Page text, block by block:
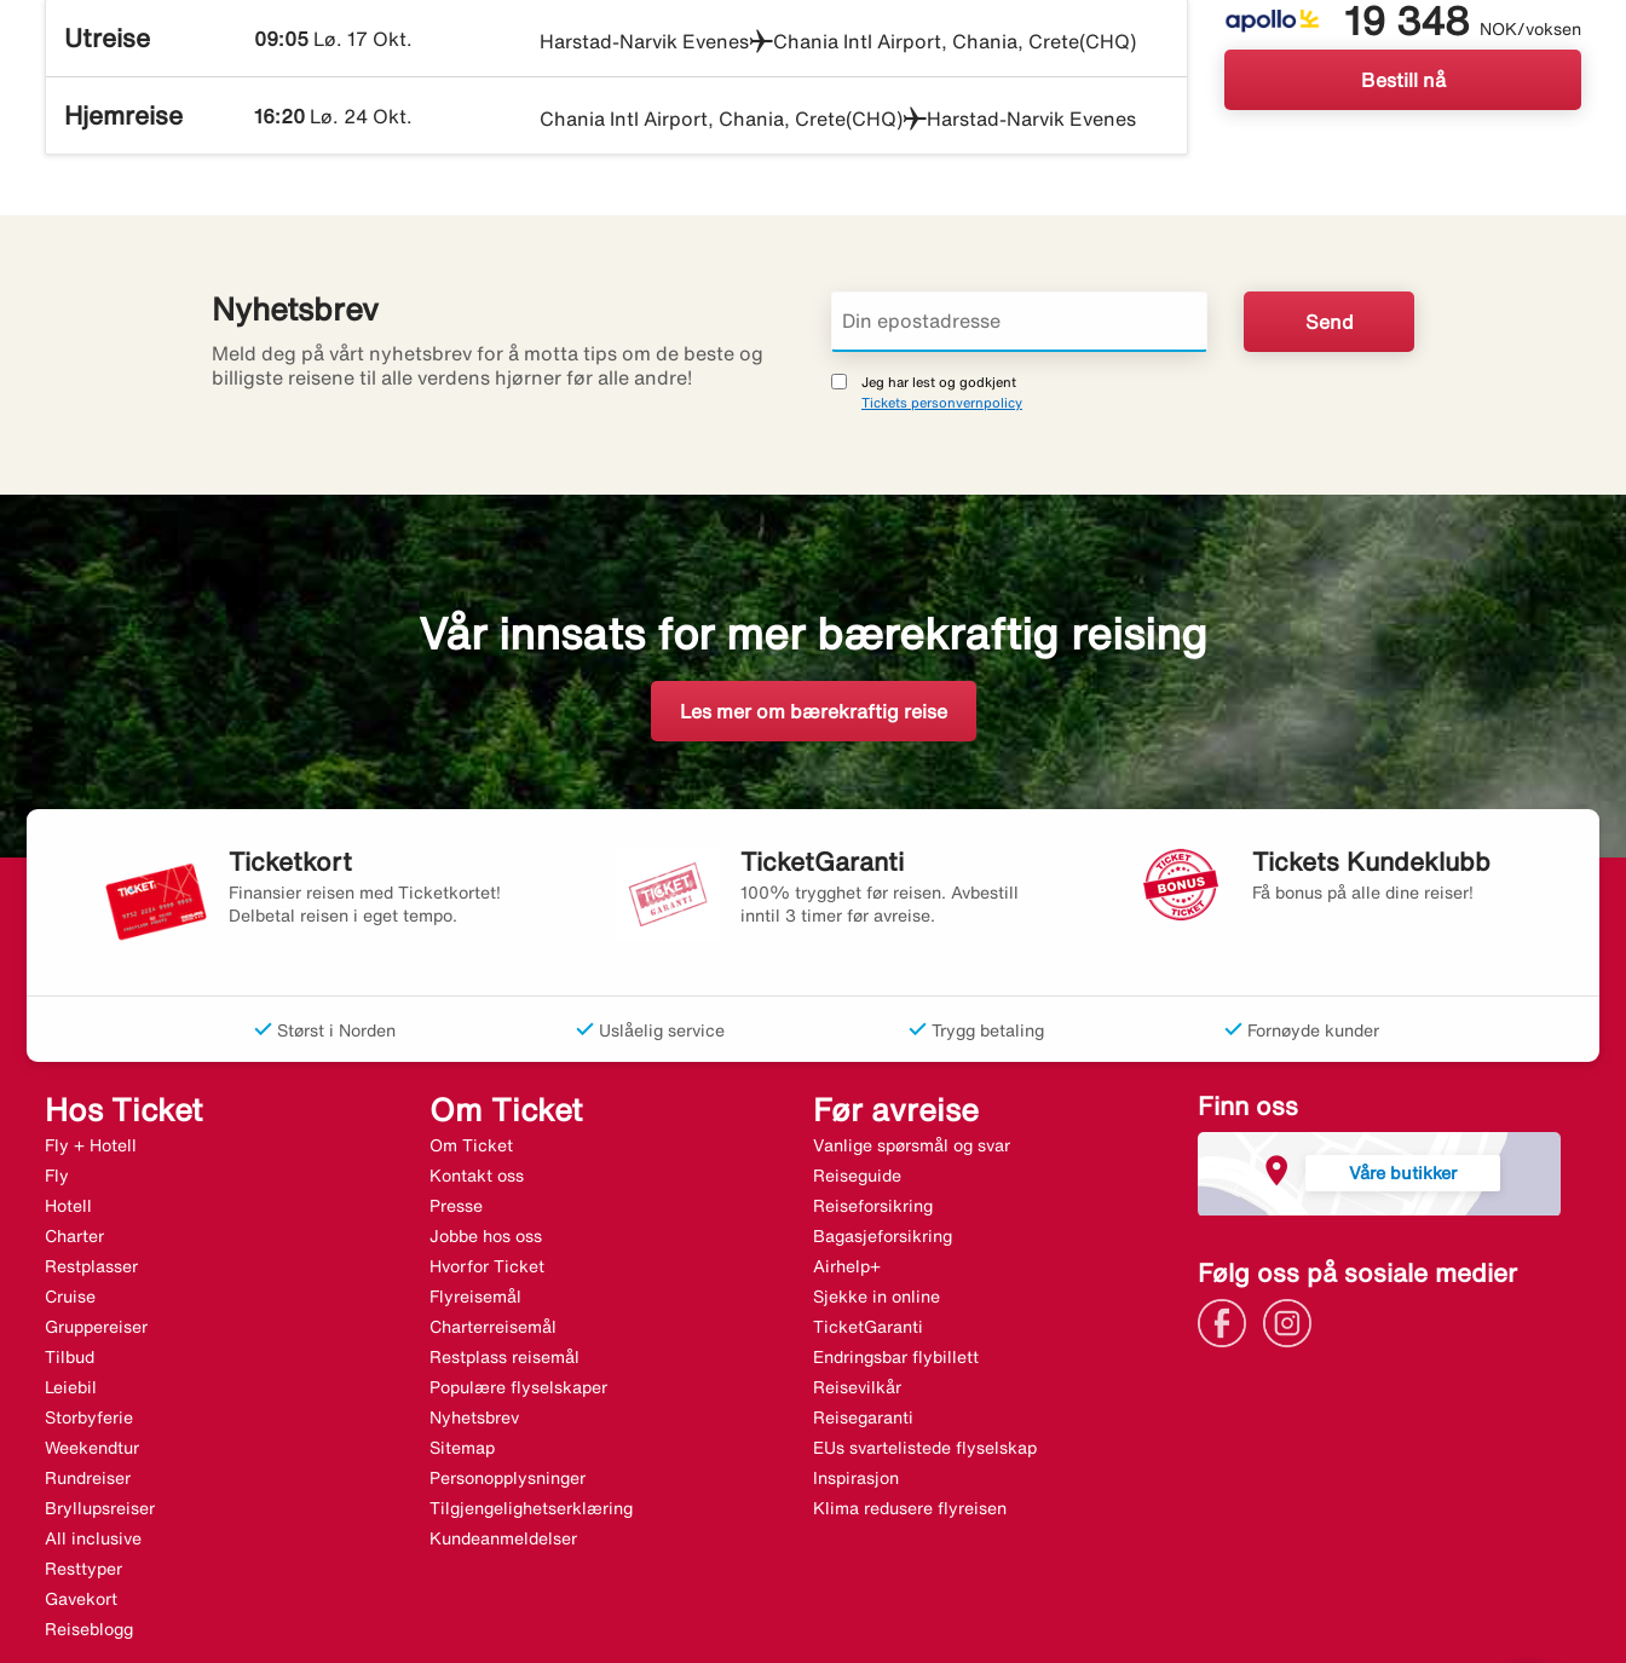
Utreise 09:05 Lø. 17 Okt. Harstad-Narvik Evenes Chania Intl Airport, Chania, Crete(CHQ)
Hjemreise 16:20 Lø. 24 Okt. Chania Intl Airport, Chania, Crete(CHQ) Harstad-Narvik Evenes
19 348 NOK/voksen
Bestill nå
Nyhetsbrev
Meld deg på vårt nyhetsbrev for å motta tips om de beste og
billigste reisene til alle verdens hjørner før alle andre!
Jeg har lest og godkjent
Tickets personvernpolicy
Vår innsats for mer bærekraftig reising
Les mer om bærekraftig reise
Ticketkort
Finansier reisen med Ticketkortet!
Delbetal reisen i eget tempo.
TicketGaranti
100% trygghet før reisen. Avbestill
inntil 3 timer før avreise.
Tickets Kundeklubb
Få bonus på alle dine reiser!
Størst i Norden Uslåelig service Trygg betaling Fornøyde kunder
Hos Ticket
Fly + Hotell
Fly
Hotell
Charter
Restplasser
Cruise
Gruppereiser
Tilbud
Leiebil
Storbyferie
Weekendtur
Rundreiser
Bryllupsreiser
All inclusive
Resttyper
Gavekort
Reiseblogg
Om Ticket
Om Ticket
Kontakt oss
Presse
Jobbe hos oss
Hvorfor Ticket
Flyreisemål
Charterreisemål
Restplass reisemål
Populære flyselskaper
Nyhetsbrev
Sitemap
Personopplysninger
Tilgjengelighetserklæring
Kundeanmeldelser
Før avreise
Vanlige spørsmål og svar
Reiseguide
Reiseforsikring
Bagasjeforsikring
Airhelp+
Sjekke in online
TicketGaranti
Endringsbar flybillett
Reisevilkår
Reisegaranti
EUs svartelistede flyselskap
Inspirasjon
Klima redusere flyreisen
Finn oss
Våre butikker
Følg oss på sosiale medier